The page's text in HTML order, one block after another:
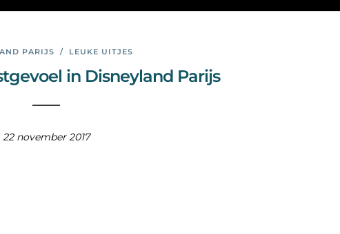
PARIJS / LEUKE UITJES
in Disneyland Parijs
22 november 2017